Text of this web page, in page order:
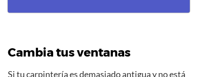
Cambia tus ventanas
Si tu carpintería es demasiado antigua y no está